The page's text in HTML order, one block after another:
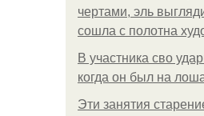
чертами, эль
сошла с полотна
В участника сво
когда он был на
Эти занятия